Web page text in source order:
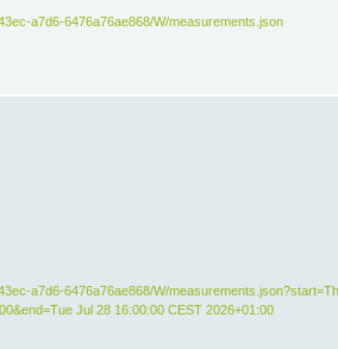
a7d6-6476a76ae868/W/measurements.json
a7d6-6476a76ae868/W/
Jul 28 16:00:00 CEST 2026+01:00